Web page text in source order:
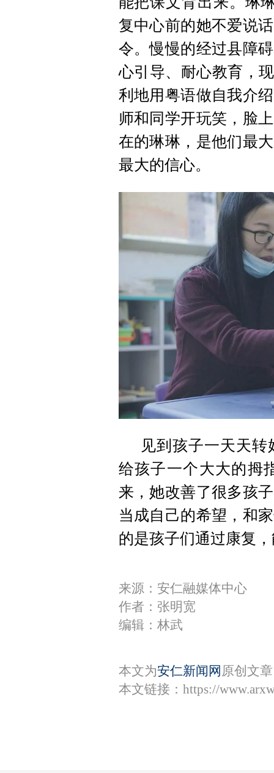
复中心前的她不爱说
令。慢慢的经过县障
心引导、耐心教育，
利地用粤语做自我介
师和同学开玩笑，脸
在的琳琳，是他们最
最大的信心。
见到孩子一天天
给孩子一个大大的拇
来，她改善了很多孩
当成自己的希望，和
的是孩子们通过康复
来源：安仁融媒体中心
作者：张明宽
编辑：林武
本文为安仁新闻网 原创文
本文链接： https://